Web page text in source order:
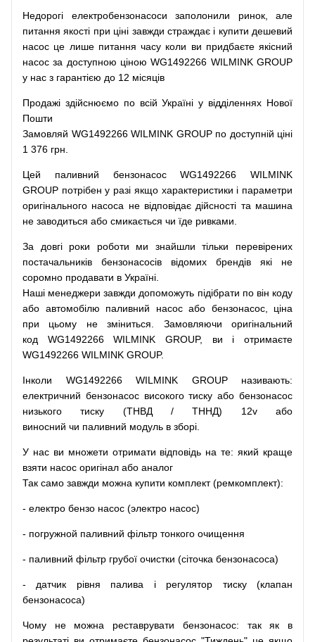
Недорогі електробензонасоси заполонили ринок,
але
питання якості при ціні завжди страждає і купити дешевий
насос це лише питання часу коли ви придбаєте якісний
насос за доступною ціною WG1492266 WILMINK GROUP
у нас з гарантією до 12 місяців
Продажі здійснюємо по всій Україні у відділеннях Нової
Пошти
Замовляй WG1492266 WILMINK GROUP по доступній ціні
1 376 грн.
Цей паливний бензонасосWG1492266 WILMINK
GROUP потрібен у разі якщо характеристики і параметри
оригінального насоса не відповідає дійсності та машина
не заводиться або смикається чи їде ривками
За довгі роки роботи ми знайшли тільки
перевірених
постачальників
бензонасосів відомих брендів які
не
соромно продавати в Україні.
Наші менеджери завжди допоможуть підібрати по він коду
або автомобілю паливний насос або бензонасос,
ціна
при
цьому не зміниться Замовляючи
оригінальний
код WG1492266 WILMINK GROUP, ви і отримаєте
WG1492266 WILMINK GROUP.
Інколи WG1492266 WILMINK GROUP називають:
електричний бензонасос високого тиску або бензонасос
низького
тиску (ТНВД / ТННД) 12v
або
виносний чи паливний модуль в зборі
У нас ви множети отримати відповідь на те: який краще
взяти насос оригінал або аналог
Так само завжди можна купити комплект (ремкомплект):
- електро бензо насос (электро насос)
- погружной паливний фільтр тонкого очищення
- паливний фільтр грубої очистки (сіточка бензонасоса)
- датчик рівня палива і регулятор тиску (клапан
бензонасоса)
Чому не можна реставрувати бензонасос: так як
в